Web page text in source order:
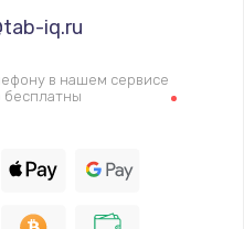
iq.ru
в нашем сервисе